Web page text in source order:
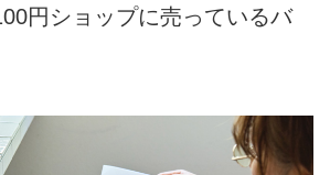
円ショップに売っているバ